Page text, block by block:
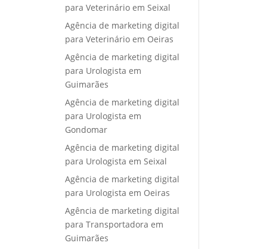
para Veterinário em Seixal
Agência de marketing digital
para Veterinário em Oeiras
Agência de marketing digital
para Urologista em
Guimarães
Agência de marketing digital
para Urologista em
Gondomar
Agência de marketing digital
para Urologista em Seixal
Agência de marketing digital
para Urologista em Oeiras
Agência de marketing digital
para Transportadora em
Guimarães